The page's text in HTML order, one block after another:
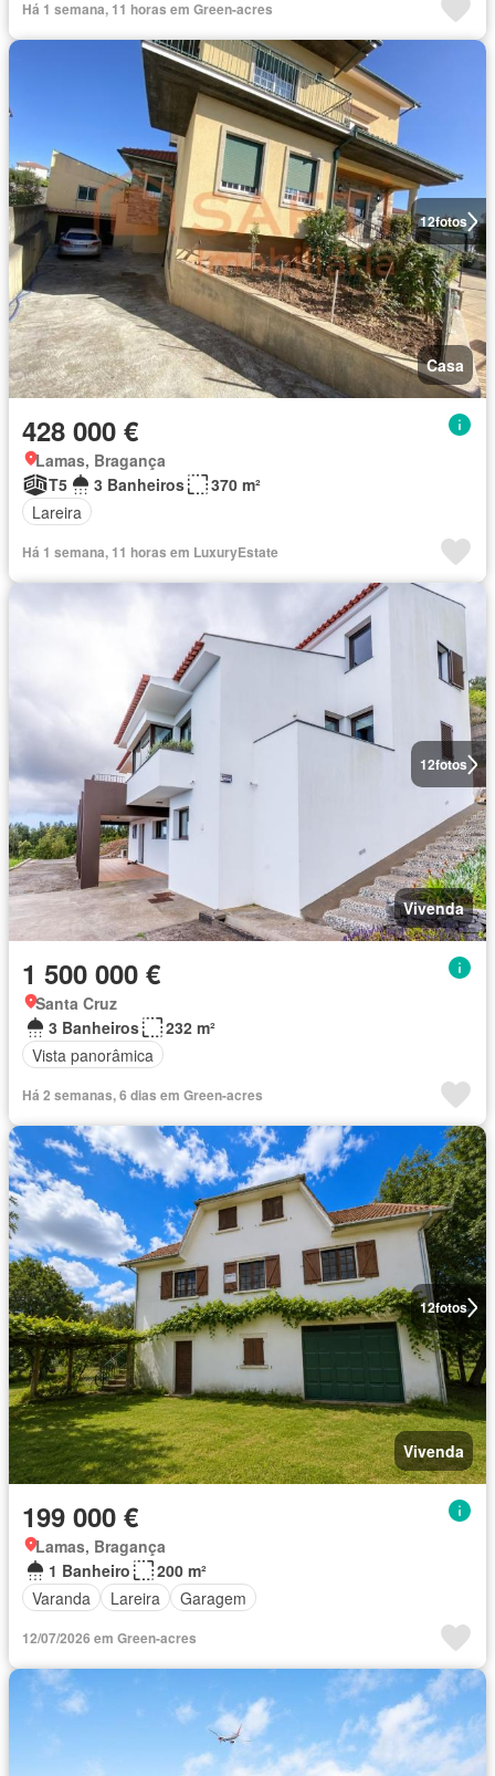
Há 1 semana, 11 horas em Green-acres
12fotos
Casa
428 000 €
Lamas, Bragança
T5
3 Banheiros
370 m²
Lareira
Há 1 semana, 11 horas em LuxuryEstate
12fotos
Vivenda
1 500 000 €
Santa Cruz
3 Banheiros
232 m²
Vista panorâmica
Há 2 semanas, 6 dias em Green-acres
12fotos
Vivenda
199 000 €
Lamas, Bragança
1 Banheiro
200 m²
Varanda
Lareira Garagem
12/07/2026 em Green-acres